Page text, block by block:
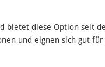
bietet diese Option seit
und eignen sich gut